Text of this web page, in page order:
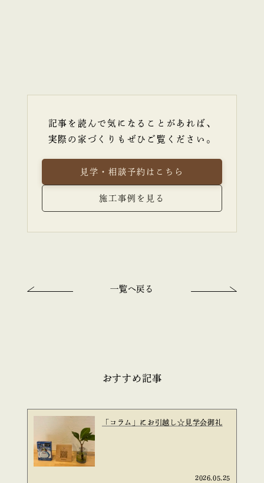
記事を読んで気になることがあれば、
実際の家づくりもぜひご覧ください。
見学・相談予約はこちら
施工事例を見る
一覧へ戻る
おすすめ記事
「コラム」にお引越し☆見学会御礼
2026.05.25